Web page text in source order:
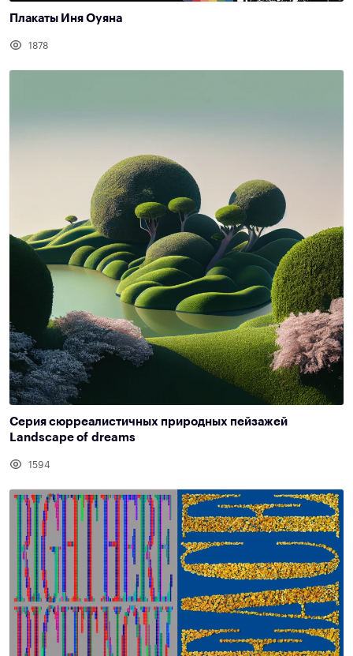
Плакаты Иня Оуяна
1878
Серия сюрреалистичных природных пейзажей
Landscape of dreams
1594